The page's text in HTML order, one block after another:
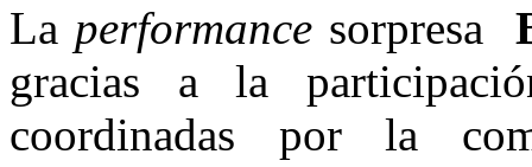
La performance sorpresa
gracias a la
coordinadas por la